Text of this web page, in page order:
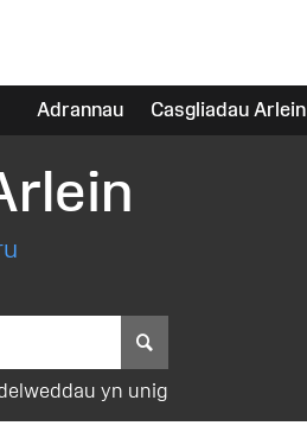
Adrannau Casgliadau Arlein
yn unig